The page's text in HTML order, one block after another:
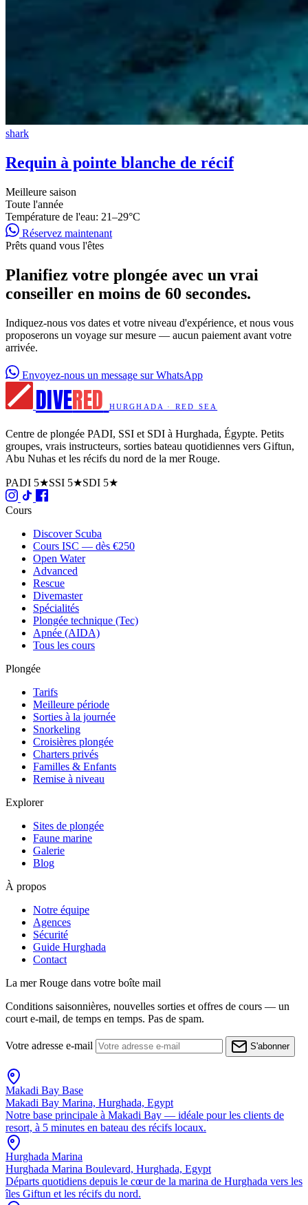
shark
Requin à pointe blanche de récif
Meilleure saison
Toute l'année
Température de l'eau: 21–29°C
Réservez maintenant
Prêts quand vous l'êtes
Planifiez votre plongée avec un vrai
conseiller en moins de 60 secondes.
Indiquez-nous vos dates et votre niveau d'expérience, et nous vous
proposerons un voyage sur mesure — aucun paiement avant votre
arrivée.
Envoyez-nous un message sur WhatsApp
DIVERED HURGHADA · RED SEA
Centre de plongée PADI, SSI et SDI à Hurghada, Égypte. Petits
groupes, vrais instructeurs, sorties bateau quotidiennes vers Giftun,
Abu Nuhas et les récifs du nord de la mer Rouge.
PADI 5★SSI 5★SDI 5★
Cours
Discover Scuba
Cours ISC — dès €250
Open Water
Advanced
Rescue
Divemaster
Spécialités
Plongée technique (Tec)
Apnée (AIDA)
Tous les cours
Plongée
Tarifs
Meilleure période
Sorties à la journée
Snorkeling
Croisières plongée
Charters privés
Familles & Enfants
Remise à niveau
Explorer
Sites de plongée
Faune marine
Galerie
Blog
À propos
Notre équipe
Agences
Sécurité
Guide Hurghada
Contact
La mer Rouge dans votre boîte mail
Conditions saisonnières, nouvelles sorties et offres de cours — un
court e-mail, de temps en temps. Pas de spam.
Votre adresse e-mail S'abonner
Makadi Bay Base
Makadi Bay Marina, Hurghada, Egypt
Notre base principale à Makadi Bay — idéale pour les clients de
resort, à 5 minutes en bateau des récifs locaux.
Hurghada Marina
Hurghada Marina Boulevard, Hurghada, Egypt
Départs quotidiens depuis le cœur de la marina de Hurghada vers les
îles Giftun et les récifs du nord.